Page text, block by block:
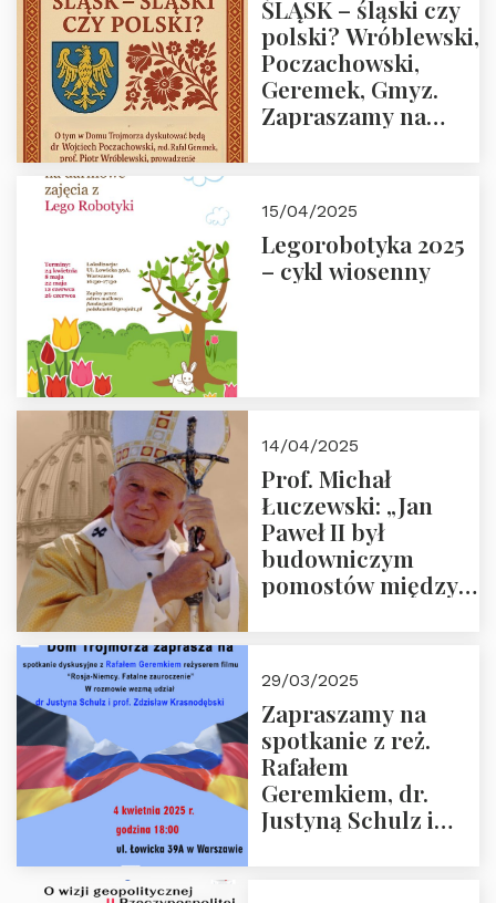
ŚLĄSK – śląski czy
polski? Wróblewski,
Poczachowski,
Geremek, Gmyz.
Zapraszamy na
Trójmorza.
15/04/2025
Legorobotyka 2025
– cykl wiosenny
14/04/2025
Prof. Michał
Łuczewski: „Jan
Paweł II był
budowniczym
pomostów między
29/03/2025
Zapraszamy na
spotkanie z reż.
Rafałem
Geremkiem, dr.
Justyną Schulz i